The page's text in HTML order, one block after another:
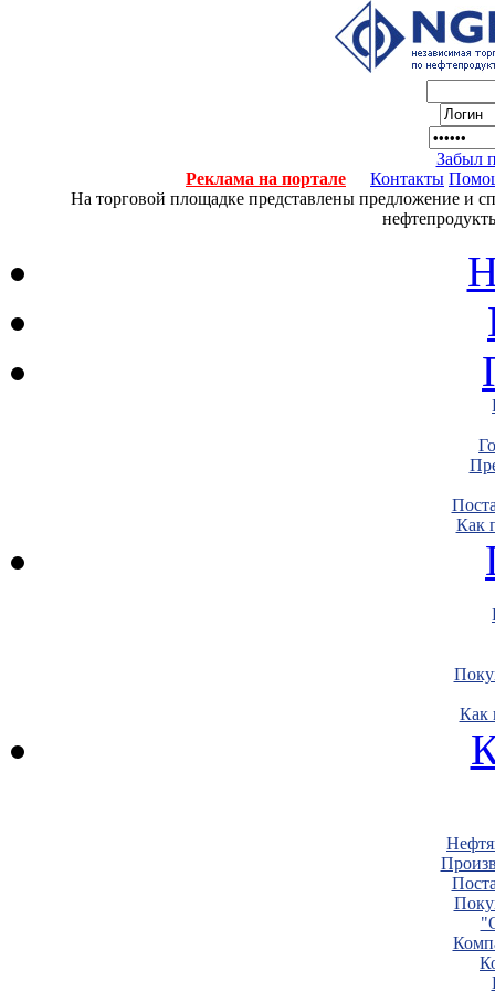
Забыл
Реклама на портале
Контакты
На торговой площадке представлены предложение и
Как
Как